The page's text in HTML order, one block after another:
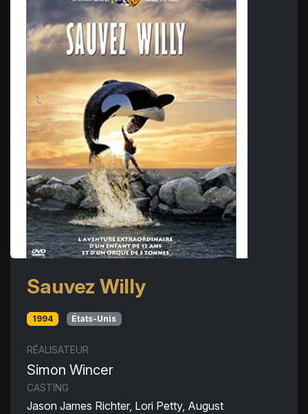
Sauvez Willy
1994 États-Unis
RÉALISATEUR
Simon Wincer
CASTING
Jason James Richter, Lori Petty, August